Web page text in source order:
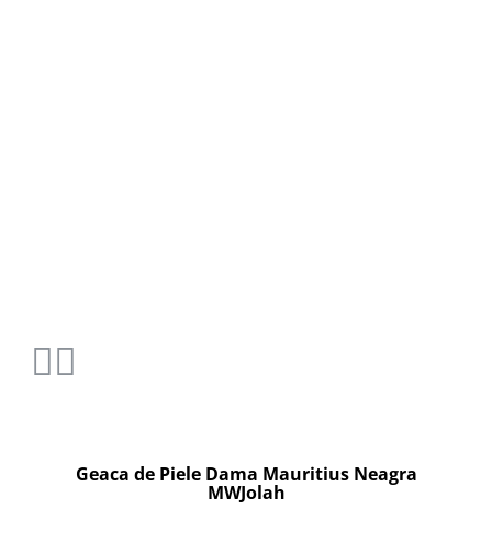
Geaca de Piele Dama Mauritius Neagra
MWJolah